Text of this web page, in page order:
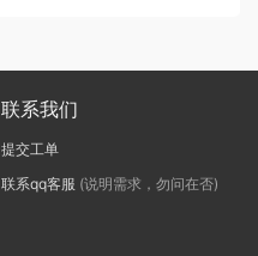
联系我们
提交工单
联系qq客服 (说明需求，勿问在否)